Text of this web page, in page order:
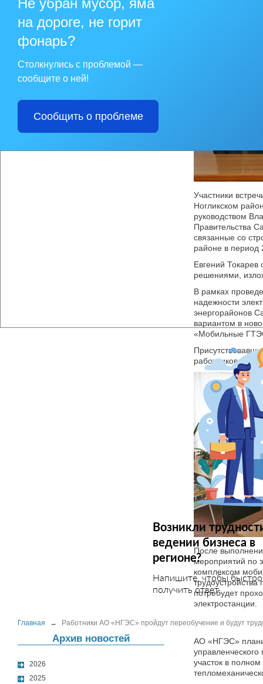
Не убран мусор, яма
на дороге, не горит
фонарь?
Столкнулись с проблемой —
сообщите о ней!
Сообщить о проблеме
Возникли
ведении бизнеса в
регионе?
Напишите, чтобы быстро
получить ответ
Главная → Работники АО «НГЭС» пройдут переобучение и будут
Архив новостей
2026
2025
Участники
Ногликском
руководством
Правительства
связанные со
районе в период
Евгений
решениями,
В рамках
надежности
энергорайонов
вариантом в
«Мобильные
работников
После
мероприятий по
комплексом
потребудет
электростанции.
АО «НГЭС»
участок в полном